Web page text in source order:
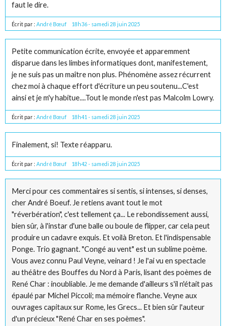
faut le dire.
Écrit par :André Bœuf 18h36- samedi 28 juin 2025
Petite communication écrite, envoyée et apparemment
disparue dans les limbes informatiques dont, manifestement,
je ne suis pas un maître non plus. Phénomène assez récurrent
chez moi à chaque effort d'écriture un peu soutenu...C'est
ainsi et je m'y habitue....Tout le monde n'est pas Malcolm Lowry.
Écrit par :André Bœuf 18h41 - samedi 28 juin 2025
Finalement, si! Texte réapparu.
Écrit par :André Bœuf 18h42 - samedi 28 juin 2025
Merci pour ces commentaires si sentis, si intenses, si denses,
cher André Boeuf. Je retiens avant tout le mot
"réverbération", c'est tellement ça... Le rebondissement aussi,
bien sûr, à l'instar d'une balle ou boule de flipper, car cela peut
produire un cadavre exquis. Et voilà Breton. Et l'indispensable
Ponge. Trio gagnant. "Congé au vent" est un sublime poème.
Vous avez connu Paul Veyne, veinard ! Je l'ai vu en spectacle
au théâtre des Bouffes du Nord à Paris, lisant des poèmes de
René Char : inoubliable. Je me demande d'ailleurs s'il n'était pas
épaulé par Michel Piccoli; ma mémoire flanche. Veyne aux
ouvrages capitaux sur Rome, les Grecs... Et bien sûr l'auteur
d'un précieux "René Char en ses poèmes".